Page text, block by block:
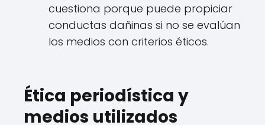
cuestiona porque puede propiciar
conductas dañinas si no se evalúan
los medios con criterios éticos.
Ética periodística y
medios utilizados